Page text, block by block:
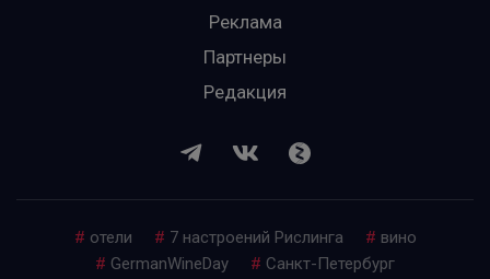
Реклама
Партнеры
Редакция
# отели # 7 настроений Рислинга # вино
# GermanWineDay # Санкт-Петербург